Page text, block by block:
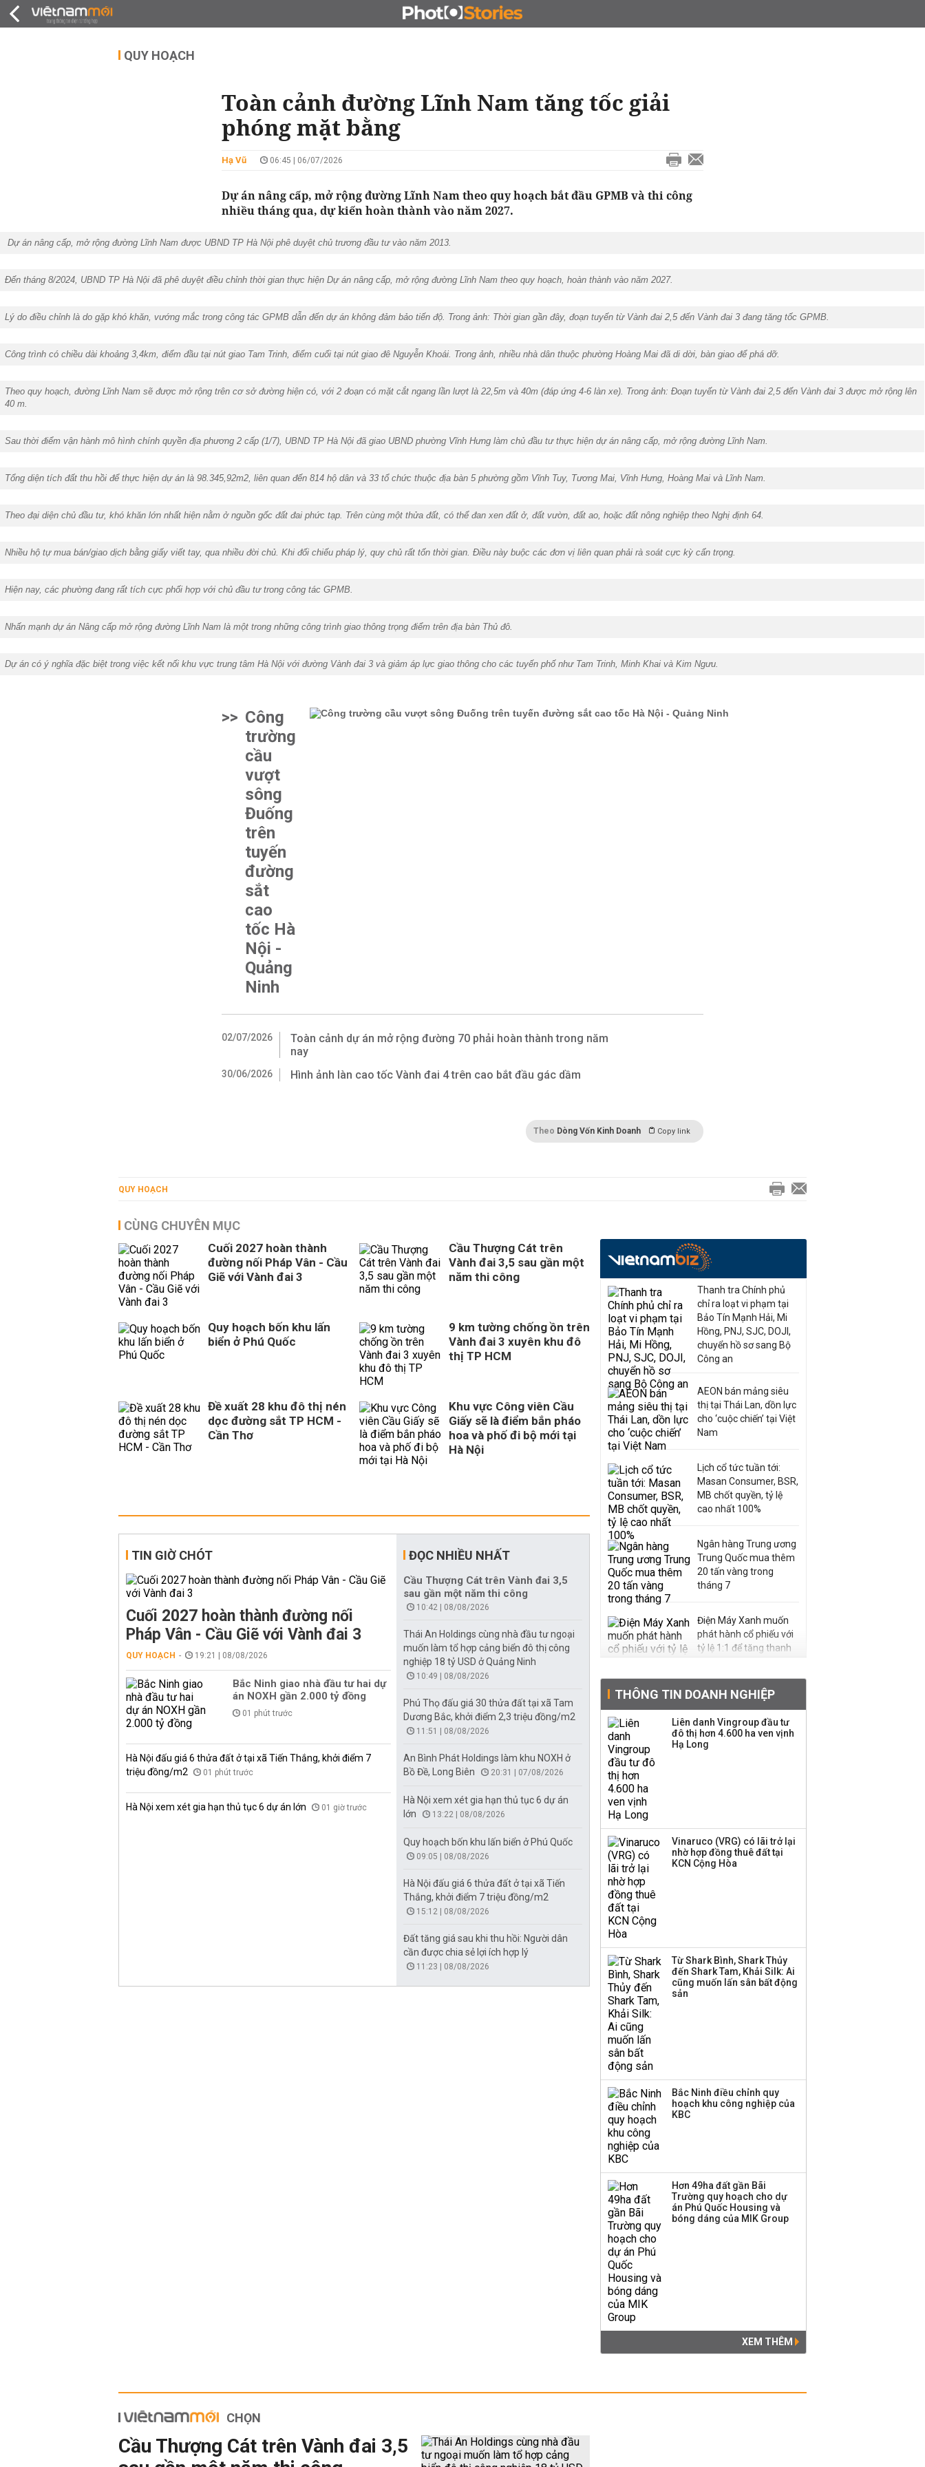
ĐẤU GIÁ - ĐẤU THẦU KINH DOANH
QUY HOẠCH
Toàn cảnh đường Lĩnh Nam tăng tốc giải
phóng mặt bằng
Hạ Vũ 06:45 | 06/07/2026
Dự án nâng cấp, mở rộng đường Lĩnh Nam theo quy hoạch bắt đầu GPMB và thi công
nhiều tháng qua, dự kiến hoàn thành vào năm 2027.
Dự án nâng cấp, mở rộng đường Lĩnh Nam được UBND TP Hà Nội phê duyệt chủ trương đầu tư vào năm 2013.
Đến tháng 8/2024, UBND TP Hà Nội đã phê duyệt điều chỉnh thời gian thực hiện Dự án nâng cấp, mở rộng đường Lĩnh Nam theo quy hoạch, hoàn thành vào năm 2027.
Lý do điều chỉnh là do gặp khó khăn, vướng mắc trong công tác GPMB dẫn đến dự án không đảm bảo tiến độ. Trong ảnh: Thời gian gần đây, đoạn tuyến từ Vành đai 2,5 đến Vành đai 3 đang tăng tốc GPMB.
Công trình có chiều dài khoảng 3,4km, điểm đầu tại nút giao Tam Trinh, điểm cuối tại nút giao đê Nguyễn Khoái. Trong ảnh, nhiều nhà dân thuộc phường Hoàng Mai đã di dời, bàn giao để phá dỡ.
Theo quy hoạch, đường Lĩnh Nam sẽ được mở rộng trên cơ sở đường hiện có, với 2 đoạn có mặt cắt ngang lần lượt là 22,5m và 40m (đáp ứng 4-6 làn xe). Trong ảnh: Đoạn tuyến từ Vành đai 2,5 đến Vành đai 3 được mở rộng lên
40 m.
Sau thời điểm vận hành mô hình chính quyền địa phương 2 cấp (1/7), UBND TP Hà Nội đã giao UBND phường Vĩnh Hưng làm chủ đầu tư thực hiện dự án nâng cấp, mở rộng đường Lĩnh Nam.
Tổng diện tích đất thu hồi để thực hiện dự án là 98.345,92m2, liên quan đến 814 hộ dân và 33 tổ chức thuộc địa bàn 5 phường gồm Vĩnh Tuy, Tương Mai, Vĩnh Hưng, Hoàng Mai và Lĩnh Nam.
Theo đại diện chủ đầu tư, khó khăn lớn nhất hiện nằm ở nguồn gốc đất đai phức tạp. Trên cùng một thửa đất, có thể đan xen đất ở, đất vườn, đất ao, hoặc đất nông nghiệp theo Nghị định 64.
Nhiều hộ tự mua bán/giao dịch bằng giấy viết tay, qua nhiều đời chủ. Khi đối chiếu pháp lý, quy chủ rất tốn thời gian. Điều này buộc các đơn vị liên quan phải rà soát cực kỳ cẩn trọng.
Hiện nay, các phường đang rất tích cực phối hợp với chủ đầu tư trong công tác GPMB.
Nhấn mạnh dự án Nâng cấp mở rộng đường Lĩnh Nam là một trong những công trình giao thông trọng điểm trên địa bàn Thủ đô.
Dự án có ý nghĩa đặc biệt trong việc kết nối khu vực trung tâm Hà Nội với đường Vành đai 3 và giảm áp lực giao thông cho các tuyến phố như Tam Trinh, Minh Khai và Kim Ngưu.
>> Công
trường
cầu
vượt
sông
Đuống
trên
tuyến
đường
sắt
cao
tốc Hà
Nội -
Quảng
Ninh
02/07/2026
Toàn cảnh dự án mở rộng đường 70 phải hoàn thành trong năm
nay
30/06/2026 Hình ảnh làn cao tốc Vành đai 4 trên cao bắt đầu gác dầm
Theo Dòng Vốn Kinh Doanh Copy link
QUY HOẠCH
CÙNG CHUYÊN MỤC
Cuối 2027 hoàn thành
đường nối Pháp Vân - Cầu
Giẽ với Vành đai 3
Cầu Thượng Cát trên
Vành đai 3,5 sau gần một
năm thi công
Quy hoạch bốn khu lấn
biển ở Phú Quốc
9 km tường chống ồn trên
Vành đai 3 xuyên khu đô
thị TP HCM
Đề xuất 28 khu đô thị nén
dọc đường sắt TP HCM -
Cần Thơ
Khu vực Công viên Cầu
Giấy sẽ là điểm bắn pháo
hoa và phố đi bộ mới tại
Hà Nội
TIN GIỜ CHÓT
Cuối 2027 hoàn thành đường nối
Pháp Vân - Cầu Giẽ với Vành đai 3
QUY HOẠCH 19:21 | 08/08/2026
Bắc Ninh giao nhà đầu tư hai dự
án NOXH gần 2.000 tỷ đồng
01 phút trước
Hà Nội đấu giá 6 thửa đất ở tại xã Tiến Thắng, khởi điểm 7
triệu đồng/m2
01 phút trước
Hà Nội xem xét gia hạn thủ tục 6 dự án lớn 01 giờ trước
ĐỌC NHIỀU NHẤT
Cầu Thượng Cát trên Vành đai 3,5
sau gần một năm thi công
10:42 | 08/08/2026
Thái An Holdings cùng nhà đầu tư ngoại
muốn làm tổ hợp cảng biển đô thị công
nghiệp 18 tỷ USD ở Quảng Ninh
10:49 | 08/08/2026
Phú Thọ đấu giá 30 thửa đất tại xã Tam
Dương Bắc, khởi điểm 2,3 triệu đồng/m2
11:51 | 08/08/2026
An Bình Phát Holdings làm khu NOXH ở
Bồ Đề, Long Biên
20:31 | 07/08/2026
Hà Nội xem xét gia hạn thủ tục 6 dự án
lớn
13:22 | 08/08/2026
Quy hoạch bốn khu lấn biển ở Phú Quốc
09:05 | 08/08/2026
Hà Nội đấu giá 6 thửa đất ở tại xã Tiến
Thắng, khởi điểm 7 triệu đồng/m2
15:12 | 08/08/2026
Đất tăng giá sau khi thu hồi: Người dân
cần được chia sẻ lợi ích hợp lý
11:23 | 08/08/2026
Thanh tra Chính phủ
chỉ ra loạt vi phạm tại
Bảo Tín Mạnh Hải, Mi
Hồng, PNJ, SJC, DOJI,
chuyển hồ sơ sang Bộ
Công an
AEON bán mảng siêu
thị tại Thái Lan, dồn lực
cho ‘cuộc chiến’ tại Việt
Nam
Lịch cổ tức tuần tới:
Masan Consumer, BSR,
MB chốt quyền, tỷ lệ
cao nhất 100%
Ngân hàng Trung ương
Trung Quốc mua thêm
20 tấn vàng trong
tháng 7
Điện Máy Xanh muốn
phát hành cổ phiếu với
tỷ lệ 1:1 để tăng thanh
Sau nhịp điều chỉnh
mạnh, CTCK nhìn thấy
cơ hội ở nhóm cổ phiếu
nào?
hàng
TOP 10 ngân hàng lãi
Công ty 100 tỷ của
Huấn Hoa Hồng bỗng
dưng ‘biến mất’, một
THÔNG TIN DOANH NGHIỆP
Liên danh Vingroup đầu tư
đô thị hơn 4.600 ha ven vịnh
Hạ Long
Vinaruco (VRG) có lãi trở lại
nhờ hợp đồng thuê đất tại
KCN Cộng Hòa
Từ Shark Bình, Shark Thủy
đến Shark Tam, Khải Silk: Ai
cũng muốn lấn sân bất động
sản
Bắc Ninh điều chỉnh quy
hoạch khu công nghiệp của
KBC
Hơn 49ha đất gần Bãi
Trường quy hoạch cho dự
án Phú Quốc Housing và
bóng dáng của MIK Group
XEM THÊM
CHỌN
Cầu Thượng Cát trên Vành đai 3,5